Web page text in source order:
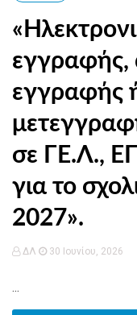
εγγραφής,
εγγραφής
σε ΓΕ.Λ.,
για το
2027».
ΔΛ 30 Ιουνίου, 2026
...